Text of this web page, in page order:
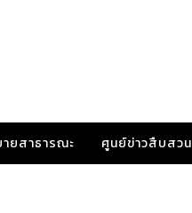
ยสาธารณะ ศูนย์ข่าวสืบสวน